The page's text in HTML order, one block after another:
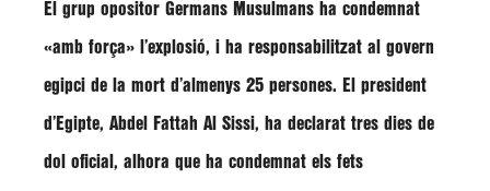
El grup opositor Germans Musulmans ha condemnat
«amb força» l’explosió, i ha responsabilitzat al govern
egipci de la mort d’almenys 25 persones. El president
d’Egipte, Abdel Fattah Al Sissi, ha declarat tres dies de
dol oficial, alhora que ha condemnat els fets